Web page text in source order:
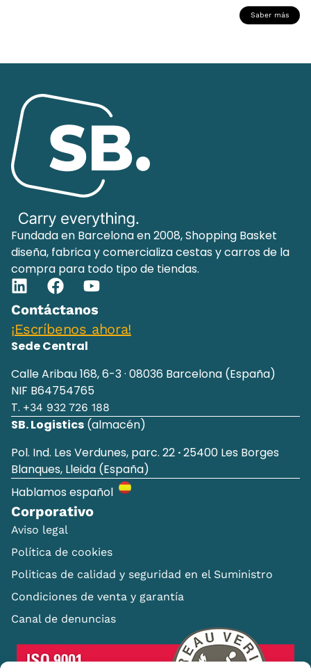
Saber más
Fundada en Barcelona en 2008, Shopping Basket
diseña, fabrica y comercializa cestas y carros de la
compra para todo tipo de tiendas.
Contáctanos
¡Escríbenos ahora!
Sede Central
Calle Aribau 168, 6-3 · 08036 Barcelona (España)
NIF B64754765
T. +34 932 726 188
SB. Logistics (almacén)
Pol. Ind. Les Verdunes, parc. 22 ·25400 Les Borges
Blanques, Lleida (España)
Hablamos español
Corporativo
Aviso legal
Política de cookies
Politicas de calidad y seguridad en el Suministro
Condiciones de venta y garantía
Canal de denuncias